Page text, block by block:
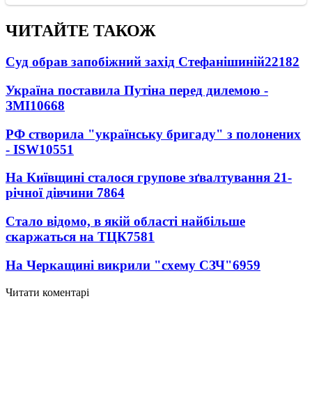
ЧИТАЙТЕ ТАКОЖ
Суд обрав запобіжний захід Стефанішиній22182
Україна поставила Путіна перед дилемою -
ЗМІ10668
РФ створила "українську бригаду" з полонених
- ISW10551
На Київщині сталося групове зґвалтування 21-
річної дівчини 7864
Стало відомо, в якій області найбільше
скаржаться на ТЦК7581
На Черкащині викрили "схему СЗЧ"6959
Читати коментарі